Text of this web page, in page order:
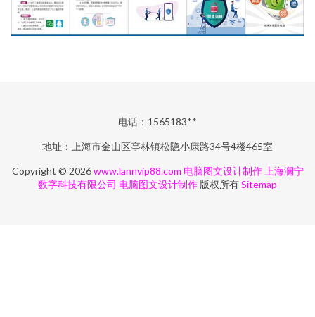
电话：1565183**
地址：上海市金山区亭林镇松隐小康路34号4楼465室
Copyright © 2026www.lannvip88.com 电脑图文设计制作 上海澜宁
数字科技有限公司 电脑图文设计制作 版权所有Sitemap